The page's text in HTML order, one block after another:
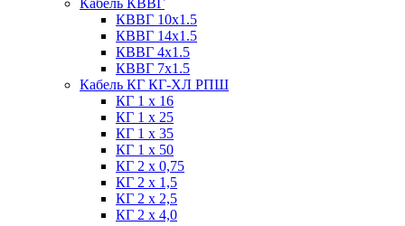
Кабель КВВГ
КВВГ 10х1.5
КВВГ 14х1.5
КВВГ 4х1.5
КВВГ 7х1.5
Кабель КГ КГ-ХЛ РПШ
КГ 1 х 16
КГ 1 х 25
КГ 1 х 35
КГ 1 х 50
КГ 2 х 0,75
КГ 2 х 1,5
КГ 2 х 2,5
КГ 2 х 4,0